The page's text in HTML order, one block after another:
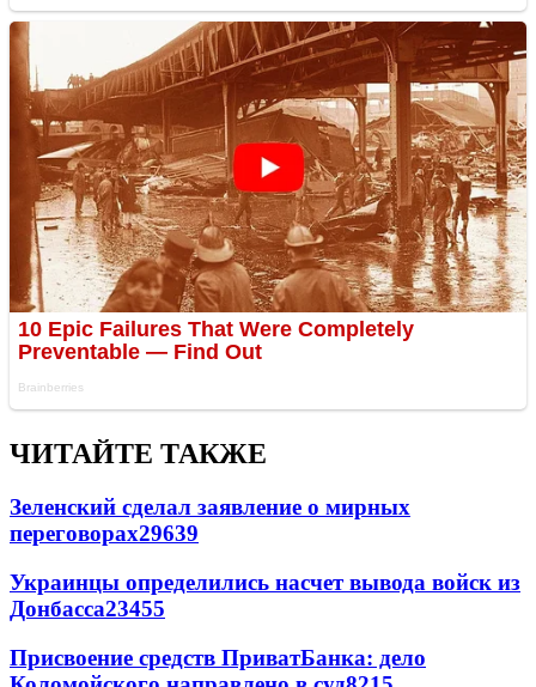
ЧИТАЙТЕ ТАКЖЕ
Зеленский сделал заявление о мирных
переговорах29639
Украинцы определились насчет вывода войск из
Донбасса23455
Присвоение средств ПриватБанка: дело